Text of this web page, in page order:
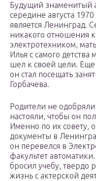
Будущий знаменитый
середине августа
является Ленинград.
никакого отношения к
электротехником,
Илья с самого детства
шел к своей цели.
он стал посещать
Горбачева.
Родители не
настояли, чтобы он
Именно по их совету,
документы в
он перевелся в
факультет
бросил учебу, твердо
жизнь с актерской